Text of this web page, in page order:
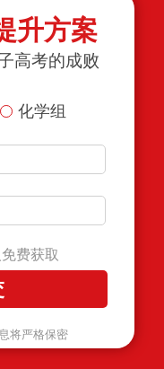
升方案
高考的成败
化学组
免费获取
将严格保密